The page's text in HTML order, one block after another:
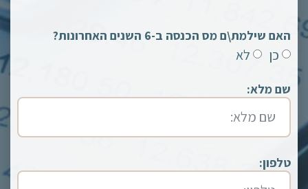
האם שילמת\ם מס הכנסה ב-6 השנים האחרונות?
כן לא
שם מלא:
טלפון: